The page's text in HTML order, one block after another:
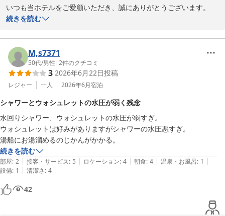
2026-06-11
いつも当ホテルをご愛顧いただき、誠にありがとうございます。
また、ご宿泊の感想もお寄せいただき、重ねて御礼申し上げます。
無料朝食サービスの赤味噌豚汁をお気に召していただけたとのこ
と、大変嬉しく拝読いたしました。
ご宿泊の目的にしていただき、私どもにとって何よりの励みでござ
います。
当ホテルの無料朝食さーびすは「Color your Morning」をコンセ
用意しております。
赤味噌豚汁には、愛知名産の豆味噌を使用し、旅の朝にほっと幸せ
を感じていただけるひとときをお届けしたいという想いを込めてお
ります。
これからもにご満足いただける朝食をご提供できるよう努めてまい
ります。
またのお越しをスタッフ一同、心よりお待ち申し上げております。
続きを読む
M,s7371
50代/男性 |2件のクチコミ
3 2026年6月22日投稿
レジャー 一人 2026年6月宿泊
シャワーとウォシュレットの水圧が弱く残念
水回りシャワー、ウォシュレットの水圧が弱すぎ。
ウォシュレットは好みがありますがシャワーの水圧悪すぎ。
続きを読む
部屋: 2 | 接客・サービス: 5 | ロケーション: 4 | 朝食: 4 | 温泉・お風呂: 1 |
設備: 1 | 清潔さ: 4
42